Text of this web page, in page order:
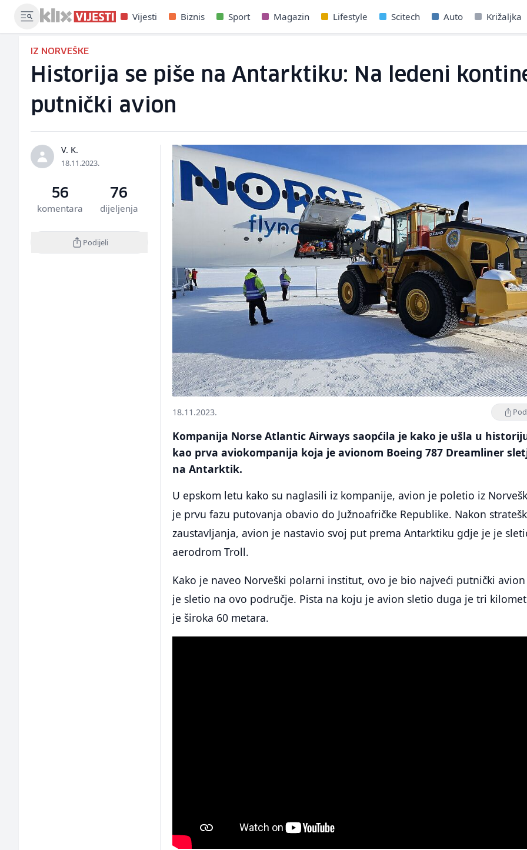
Vijesti Biznis Sport Magazin Lifestyle Scitech Auto Križaljka
IZ NORVEŠKE
Historija se piše na Antarktiku: Na ledeni
putnički avion
V. K.
18.11.2023.
56
komentara
76
dijeljenja
Podijeli
18.11.2023.
Kompanija Norse Atlantic Airways saopćila je kako je ušla u
kao prva aviokompanija koja je avionom Boeing 787 Dreamliner
na Antarktik.
U epskom letu kako su naglasili iz kompanije, avion je poletio iz
je prvu fazu putovanja obavio do Južnoafričke Republike. Nakon
zaustavljanja, avion je nastavio svoj put prema Antarktiku gdje je je
aerodrom Troll.
Kako je naveo Norveški polarni institut, ovo je bio najveći putnički
je sletio na ovo područje. Pista na koju je avion sletio duga je tri
je široka 60 metara.